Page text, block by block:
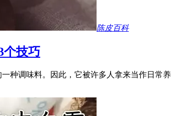
陈皮百科
个技巧
种调味料。因此，它被许多人拿来当作日常